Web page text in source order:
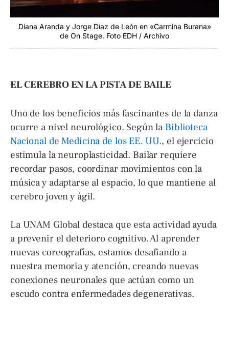
Diana Aranda y Jorge Díaz de León en «Carmina Burana»
de On Stage. Foto EDH / Archivo
EL CEREBRO EN LA PISTA DE BAILE
Uno de los beneficios más fascinantes de la danza
ocurre a nivel neurológico. Según la Biblioteca
Nacional de Medicina de los EE. UU., el ejercicio
estimula la neuroplasticidad. Bailar requiere
recordar pasos, coordinar movimientos con la
música y adaptarse al espacio, lo que mantiene al
cerebro joven y ágil.
La UNAM Global destaca que esta actividad ayuda
a prevenir el deterioro cognitivo. Al aprender
nuevas coreografías, estamos desafiando a
nuestra memoria y atención, creando nuevas
conexiones neuronales que actúan como un
escudo contra enfermedades degenerativas.